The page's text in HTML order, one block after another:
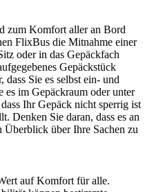
zum Komfort aller an Bord
FlixBus die Mitnahme einer
oder in das Gepäckfach
Gepäckstück
dass Sie es selbst ein- und
es im Gepäckraum oder unter
Ihr Gepäck nicht sperrig ist
Denken Sie daran, dass es an
Überblick über Ihre Sachen zu
auf Komfort für alle.